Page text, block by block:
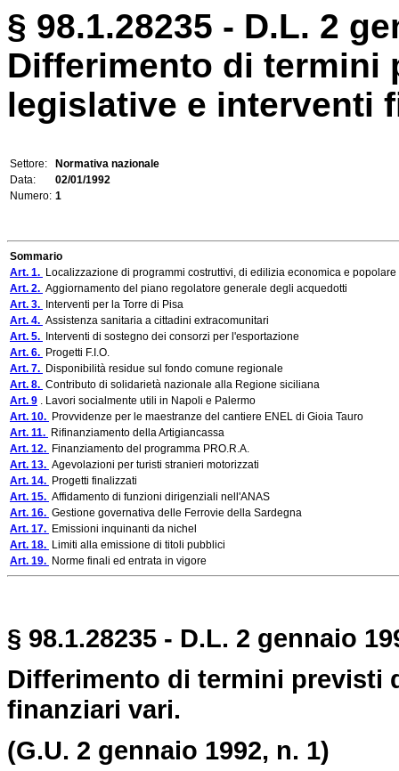
§ 98.1.28235 - D.L. 2
Differimento di
legislative e interventi
Settore:
Normativa nazionale
Data:
02/01/1992
Numero: 1
Sommario
Art. 1. Localizzazione di programmi costruttivi, di edilizia economica e
Art. 2. Aggiornamento del piano regolatore generale degli acquedotti
Art. 3.
Interventi per la Torre di Pisa
Art. 4. Assistenza sanitaria a cittadini extracomunitari
Art. 5.
Interventi di sostegno dei consorzi per l'esportazione
Art. 6. Progetti F.I.O.
Art. 7. Disponibilità residue sul fondo comune regionale
Art. 8. Contributo di solidarietà nazionale alla Regione siciliana
Art. 9 . Lavori socialmente utili in Napoli e Palermo
Art. 10. Provvidenze per le maestranze del cantiere ENEL di Gioia Tauro
Art. 11. Rifinanziamento della Artigiancassa
Art. 12. Finanziamento del programma PRO.R.A.
Art. 13. Agevolazioni per turisti stranieri motorizzati
Art. 14. Progetti finalizzati
Art. 15. Affidamento di funzioni dirigenziali nell'ANAS
Art. 16. Gestione governativa delle Ferrovie della Sardegna
Art. 17. Emissioni inquinanti da nichel
Art. 18. Limiti alla emissione di titoli pubblici
Art. 19. Norme finali ed entrata in vigore
§ 98.1.28235 - D.L. 2 gennaio
Differimento di termini previsti
finanziari vari.
(G.U. 2 gennaio 1992, n. 1)